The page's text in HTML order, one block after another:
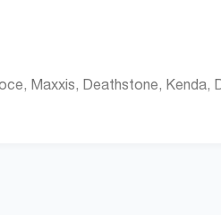
Maxxis, Deathstone, Kenda,